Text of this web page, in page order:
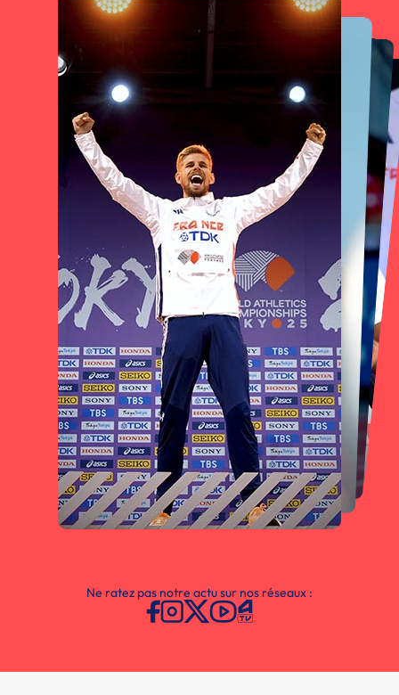
Ne ratez pas notre actu sur nos réseaux :